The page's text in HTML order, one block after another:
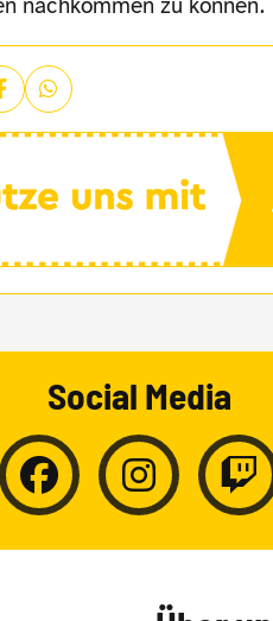
nachkommen zu können.
Social Media